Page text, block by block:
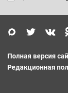
Полная версия
Редакционная